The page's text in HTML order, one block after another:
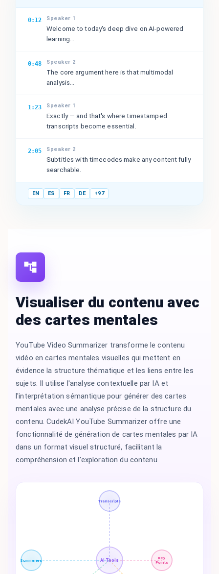
0:12 Speaker 1
Welcome to today's deep dive on AI-powered
learning...
0:48 Speaker 2
The core argument here is that multimodal
analysis...
1:23 Speaker 1
Exactly — and that's where timestamped
transcripts become essential.
2:05 Speaker 2
Subtitles with timecodes make any content fully
searchable.
EN ES FR DE +97
AI Tools
Transcripts
Summaries
Key
Points
Visualiser du contenu avec
des cartes mentales
YouTube Video Summarizer transforme le contenu
vidéo en cartes mentales visuelles qui mettent en
évidence la structure thématique et les liens entre les
sujets. Il utilise l'analyse contextuelle par IA et
l'interprétation sémantique pour générer des cartes
mentales avec une analyse précise de la structure du
contenu. CudekAI YouTube Summarizer offre une
fonctionnalité de génération de cartes mentales par IA
dans un format visuel structuré, facilitant la
compréhension et l'exploration du contenu.